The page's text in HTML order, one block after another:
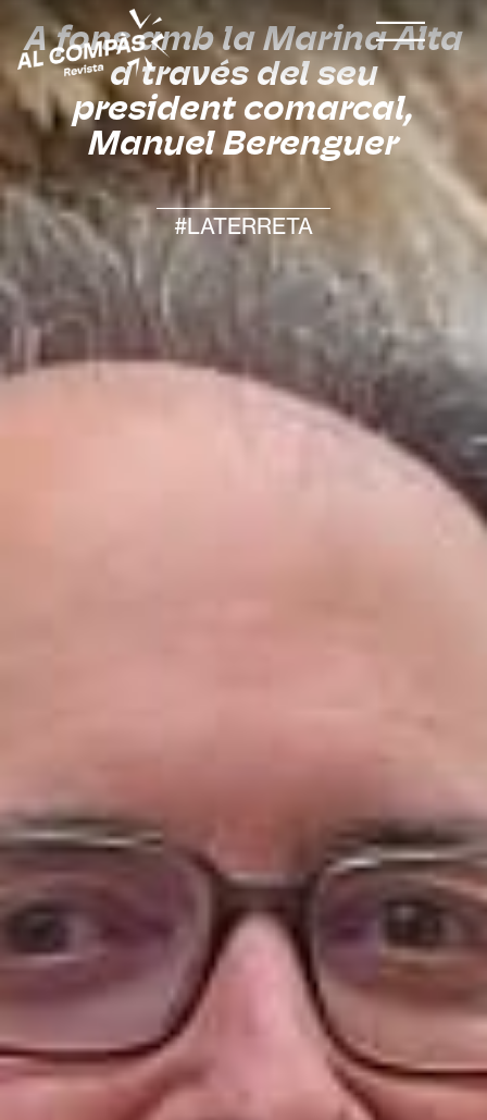
A fons amb la Marina Alta
a través del seu
president comarcal,
Manuel Berenguer
#LATERRETA